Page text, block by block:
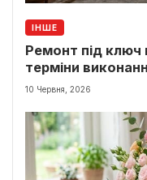
ІНШЕ
Ремонт під ключ
терміни
10 Червня, 2026